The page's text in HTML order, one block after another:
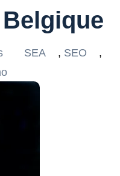
SEA , SEO
,